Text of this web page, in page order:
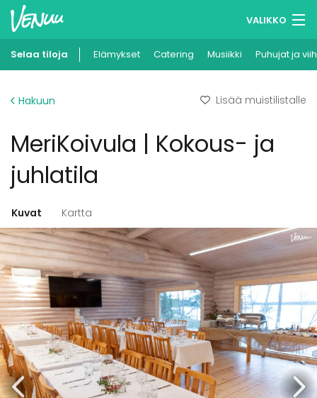
VALIKKO
Muistilistasi
Ilmoita kohteesi
Selaa tiloja Elämykset Catering Musiikki Puhujat ja
Hakuun Lisää muistilistalle
MeriKoivula | Kokous- ja
juhlatila
Kuvat Kartta